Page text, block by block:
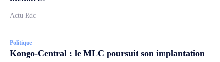
Actu Rdc
Politique
Kongo-Central : le MLC poursuit son implantation